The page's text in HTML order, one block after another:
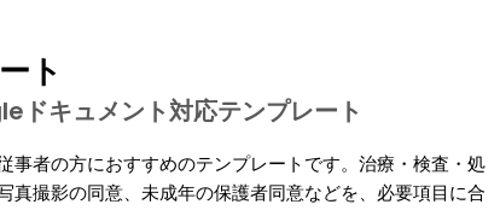
ト
キュメント対応テンプレート
事者の方におすすめのテンプレートです。治療・検査・処
真撮影の同意、未成年の保護者同意などを、必要項目に合